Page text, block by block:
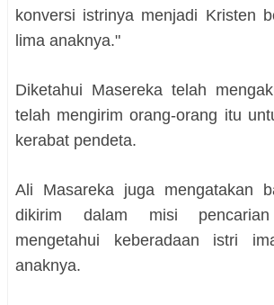
konversi istrinya menjadi Kristen
lima anaknya."
Diketahui Masereka telah
telah mengirim orang-orang itu
kerabat pendeta.
Ali Masareka juga mengatakan
dikirim dalam misi
mengetahui keberadaan istri
anaknya.